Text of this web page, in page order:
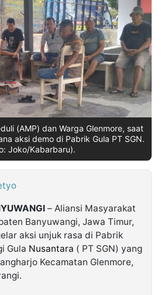
(AMP) dan Warga Glenmore, saat
aksi demo di Pabrik Gula PT SGN.
Joko/Kabarbaru).
– Aliansi Masyarakat
Banyuwangi, Jawa Timur,
aksi unjuk rasa di Pabrik
Gula Nusantara ( PT SGN) yang
Kecamatan Glenmore,